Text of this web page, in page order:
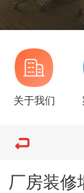
关于我们
厂房装修